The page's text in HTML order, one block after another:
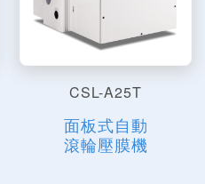
CSL-A25T
面板式自動
滾輪壓膜機